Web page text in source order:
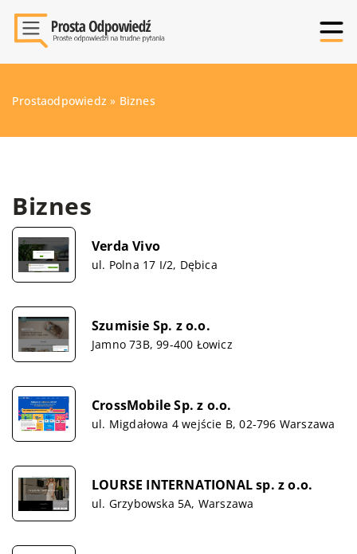
Prostaodpowiedz » Biznes
Biznes
Verda Vivo
ul. Polna 17 I/2, Dębica
Szumisie Sp. z o.o.
Jamno 73B, 99-400 Łowicz
CrossMobile Sp. z o.o.
ul. Migdałowa 4 wejście B, 02-796 Warszawa
LOURSE INTERNATIONAL sp. z o.o.
ul. Grzybowska 5A, Warszawa